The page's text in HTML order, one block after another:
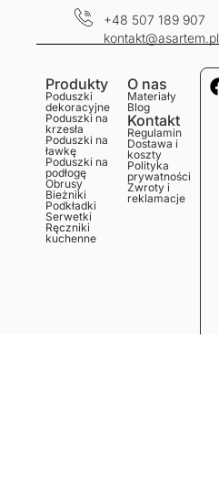
+48 507 189 907
kontakt@asartem.pl
Produkty
Poduszki
dekoracyjne
Poduszki na
krzesła
Poduszki na
ławkę
Poduszki na
podłogę
Obrusy
Bieżniki
Podkładki
Serwetki
Ręczniki
kuchenne
O nas
Materiały
Blog
Kontakt
Regulamin
Dostawa i
koszty
Polityka
prywatności
Zwroty i
reklamacje